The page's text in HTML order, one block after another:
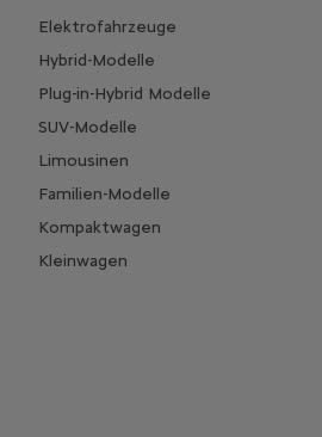
Elektrofahrzeuge
Hybrid-Modelle
Plug-in-Hybrid Modelle
SUV-Modelle
Limousinen
Familien-Modelle
Kompaktwagen
Kleinwagen